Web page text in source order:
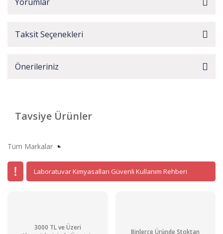
Taksit Seçenekleri
Önerileriniz
Tavsiye Ürünler
Tüm Markalar
Laboratuvar Kimyasalları Güvenli Kullanım Rehberi
3000 TL ve Üzeri
Binlerce Üründe Stoktan